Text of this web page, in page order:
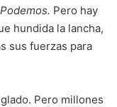
Pero hay
hundida la lancha,
sus fuerzas para
Pero millones